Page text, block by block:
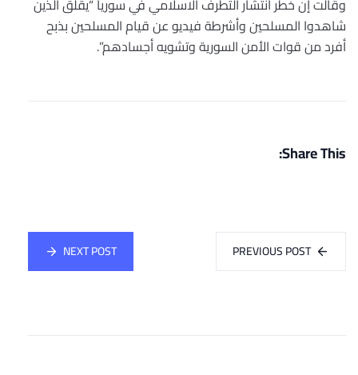
وقالت إن خطر انتشار التطرف الاسلامي في سوريا “يقلق الذين
شاهدوا المسلحين وأشرطة فيديو عن قيام المسلحين بذبح
أفرد من قوات الأمن السورية وتشويه أجسادهم”.
Share This:
PREVIOUS POST
NEXT POST